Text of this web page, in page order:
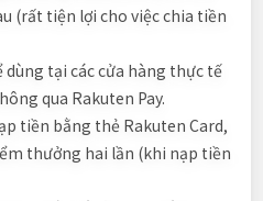
(rất tiện lợi cho việc chia tiền
dùng tại các cửa hàng thực tế
qua Rakuten Pay.
tiền bằng thẻ Rakuten Card,
thưởng hai lần (khi nạp tiền